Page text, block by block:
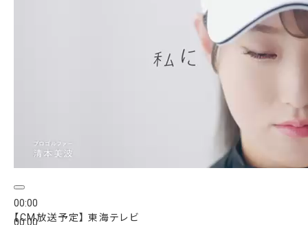
00:00
00:00
【CM放送予定】 東海テレビ